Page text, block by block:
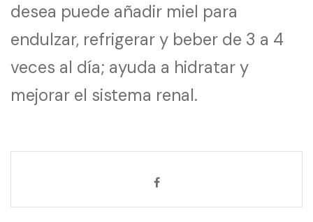
desea puede añadir miel para
endulzar, refrigerar y beber de 3 a 4
veces al día; ayuda a hidratar y
mejorar el sistema renal.